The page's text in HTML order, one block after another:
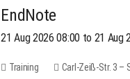
EndNote
21 Aug 2026 08:00 to 21 Aug
Training Carl-Zeiß-Str. 3 –